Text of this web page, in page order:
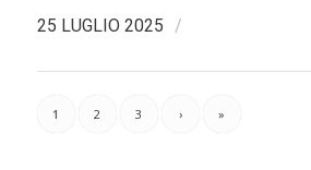
25 LUGLIO 2025 /
1 2 3 › »